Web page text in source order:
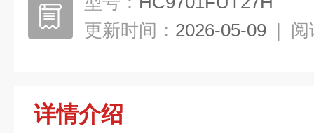
更新时间： 2026-05-09 | 阅
详情介绍